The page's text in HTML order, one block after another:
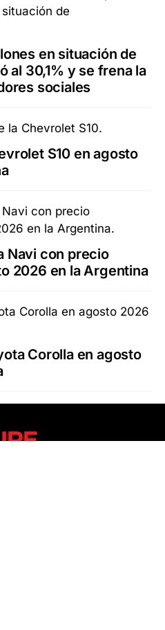
en situación de
al 30,1% y se frena la
sociales
S10 en agosto
Navi con precio
2026 en la Argentina
Corolla en agosto